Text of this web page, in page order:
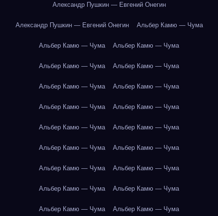
Александр Пушкин — Евгений Онегин
Александр Пушкин — Евгений Онегин Альбер Камю — Чума
Альбер Камю — Чума Альбер Камю — Чума
Альбер Камю — Чума Альбер Камю — Чума
Альбер Камю — Чума Альбер Камю — Чума
Альбер Камю — Чума Альбер Камю — Чума
Альбер Камю — Чума Альбер Камю — Чума
Альбер Камю — Чума Альбер Камю — Чума
Альбер Камю — Чума Альбер Камю — Чума
Альбер Камю — Чума Альбер Камю — Чума
Альбер Камю — Чума Альбер Камю — Чума